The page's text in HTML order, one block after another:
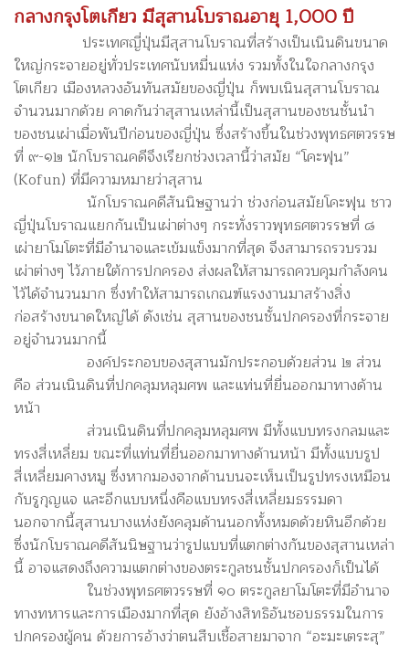
กลางกรุงโตเกียว มีสุสานโบราณอายุ 1,000 ปี
ประเทศญี่ปุ่นมีสุสานโบราณที่สร้างเป็นเนินดินขนาด
ใหญ่กระจายอยู่ทั่วประเทศนับหมื่นแห่ง รวมทั้งในใจกลางกรุง
โตเกียว เมืองหลวงอันทันสมัยของญี่ปุ่น ก็พบเนินสุสานโบราณ
จำนวนมากด้วย คาดกันว่าสุสานเหล่านี้เป็นสุสานของชนชั้นนำ
ของชนเผ่าเมื่อพันปีก่อนของญี่ปุ่น ซึ่งสร้างขึ้นในช่วงพุทธศตวรรษ
ที่ ๙-๑๒ นักโบราณคดีจึงเรียกช่วงเวลานี้ว่าสมัย “โคะฟุน”
(Kofun) ที่มีความหมายว่าสุสาน
นักโบราณคดีสันนิษฐานว่า ช่วงก่อนสมัยโคะฟุน ชาว
ญี่ปุ่นโบราณแยกกันเป็นเผ่าต่างๆ กระทั่งราวพุทธศตวรรษที่ ๘
เผ่ายาโมโตะที่มีอำนาจและเข้มแข็งมากที่สุด จึงสามารถรวบรวม
เผ่าต่างๆ ไว้ภายใต้การปกครอง ส่งผลให้สามารถควบคุมกำลังคน
ไว้ได้จำนวนมาก ซึ่งทำให้สามารถเกณฑ์แรงงานมาสร้างสิ่ง
ก่อสร้างขนาดใหญ่ได้ ดังเช่น สุสานของชนชั้นปกครองที่กระจาย
อยู่จำนวนมากนี้
องค์ประกอบของสุสานมักประกอบด้วยส่วน ๒ ส่วน
คือ ส่วนเนินดินที่ปกคลุมหลุมศพ และแท่นที่ยื่นออกมาทางด้าน
หน้า
ส่วนเนินดินที่ปกคลุมหลุมศพ มีทั้งแบบทรงกลมและ
ทรงสี่เหลี่ยม ขณะที่แท่นที่ยื่นออกมาทางด้านหน้า มีทั้งแบบรูป
สี่เหลี่ยมคางหมู ซึ่งหากมองจากด้านบนจะเห็นเป็นรูปทรงเหมือน
กับรูกุญแจ และอีกแบบหนึ่งคือแบบทรงสี่เหลี่ยมธรรมดา
นอกจากนี้สุสานบางแห่งยังคลุมด้านนอกทั้งหมดด้วยหินอีกด้วย
ซึ่งนักโบราณคดีสันนิษฐานว่ารูปแบบที่แตกต่างกันของสุสานเหล่า
นี้ อาจแสดงถึงความแตกต่างของตระกูลชนชั้นปกครองก็เป็นได้
ในช่วงพุทธศตวรรษที่ ๑๐ ตระกูลยาโมโตะที่มีอำนาจ
ทางทหารและการเมืองมากที่สุด ยังอ้างสิทธิอันชอบธรรมในการ
ปกครองผู้คน ด้วยการอ้างว่าตนสืบเชื้อสายมาจาก “อะมะเตระสุ”